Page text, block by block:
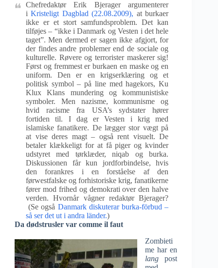
Chefredaktør Erik Bjerager argumenterer
iKristeligt Dagblad (22.08.2009), at burkaer
ikke er et stort samfundsproblem. Det kan
tilføjes – “ikke i Danmark og Vesten i det hele
taget”. Men dermed er sagen ikke afgjort, for
der findes andre problemer end de sociale og
kulturelle. Røvere og terrorister maskerer sig!
Først og fremmest er burkaen en maske og en
uniform. Den er en krigserklæring og et
politisk symbol – på line med hagekors, Ku
Klux Klans mundering og kommunistiske
symboler. Men nazisme, kommunisme og
hvid racisme fra USA’s sydstater hører
fortiden til. I dag er Vesten i krig med
islamiske fanatikere. De lægger stor vægt på
at vise deres magt – også rent visuelt. De
betaler klækkeligt for at få piger og kvinder
udstyret med tørklæder, niqab og burka.
Diskussionen får kun jordforbindelse, hvis
den forankres i en forståelse af den
førwestfalske og forhistoriske krig, fanatikerne
fører mod frihed og demokrati over den halve
verden. Hvornår vågner redaktør Bjerager?
(Se også Danmark diskuterar burka-förbud –
så ser det ut i andra länder.)
Da dødstrusler var comme il faut
Zombieti
me har en
lang post